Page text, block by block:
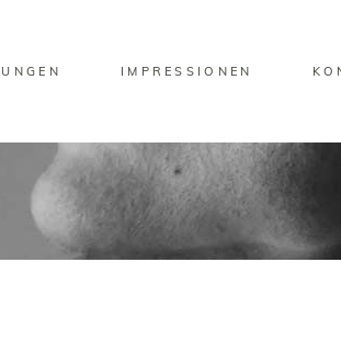
IMPRESSIONEN